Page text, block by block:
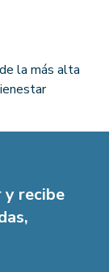
la más alta
recibe